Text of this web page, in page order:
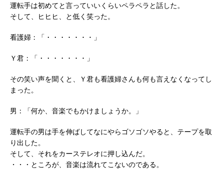
運転手は初めてと言っていいくらいペラペラと話した。
そして、ヒヒヒ、と低く笑った。
看護婦：「・・・・・・・」
Ｙ君：「・・・・・・・」
その笑い声を聞くと、Ｙ君も看護婦さんも何も言えなくなってし
まった。
男：「何か、音楽でもかけましょうか。」
運転手の男は手を伸ばしてなにやらゴソゴソやると、テープを取
り出した。
そして、それをカーステレオに押し込んだ。
・・・ところが、音楽は流れてこないのである。